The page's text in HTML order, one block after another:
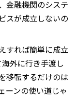
金融機関のシステ
スが成立しないの
すれば簡単に成立
外に行き手渡し
移転するだけのは
ーンの使い道じゃ